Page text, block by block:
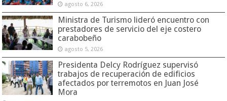
agosto 6, 2026
Ministra de Turismo lideró encuentro con
prestadores de servicio del eje costero
carabobeño
agosto 5, 2026
Presidenta Delcy Rodríguez supervisó
trabajos de recuperación de edificios
afectados por terremotos en Juan José
Mora